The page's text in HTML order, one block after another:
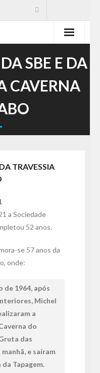
SBE E DA
CAVERNA
TRAVESSIA
a Sociedade
52 anos.
se 57 anos da
onde:
de 1964, após
Michel
a
do
das
e saíram
Tapagem.